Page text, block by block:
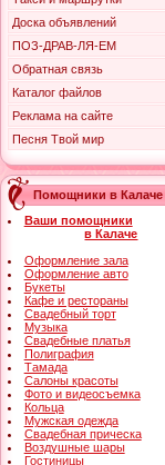
Доска объявлений
ПОЗ-ДРАВ-ЛЯ-ЕМ
Обратная связь
Каталог файлов
Реклама на сайте
Песня Твой мир
Помощники в Калаче
Ваши помощники
в Калаче
Оформление зала
Оформление авто
Букеты
Кафе и рестораны
Свадебный торт
Музыка
Свадебные платья
Полиграфия
Тамада
Салоны красоты
Фото и видеосъемка
Кольца
Мужская одежда
Свадебная прическа
Воздушные шары
Гостиницы